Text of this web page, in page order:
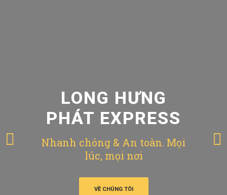
LONG HƯNG
PHÁT EXPRESS
Nhanh chóng & An toàn. Mọi
lúc, mọi nơi
VỀ CHÚNG TÔI